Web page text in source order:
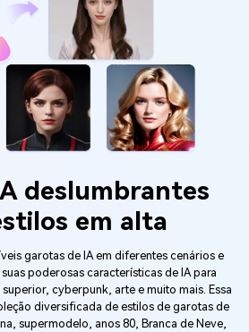
deslumbrantes
em alta
garotas de IA em diferentes cenários e
poderosas características de IA para
cyberpunk, arte e muito mais. Essa
diversificada de estilos de garotas de
supermodelo, anos 80, Branca de Neve,